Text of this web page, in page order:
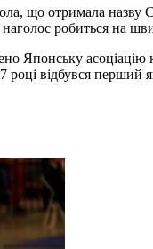
що отримала назву
робиться на
Японську
році відбувся